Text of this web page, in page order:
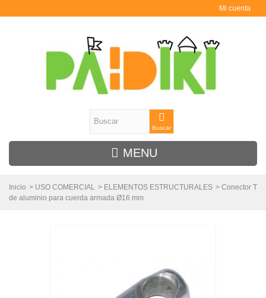
Mi cuenta
Buscar
MENU
Inicio > USO COMERCIAL > ELEMENTOS ESTRUCTURALES > Conector T
de aluminio para cuerda armada Ø16 mm